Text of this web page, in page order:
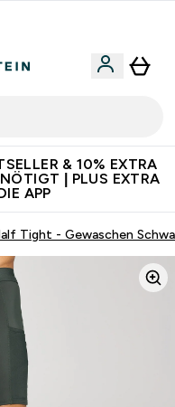
& 10% EXTRA
| PLUS EXTRA
APP
Tight - Gewaschen